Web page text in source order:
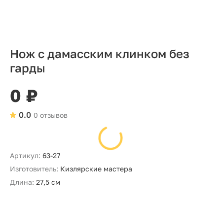
Нож с дамасским клинком без
гарды
0 ₽
0 отзывов
0.0
Артикул: 63-27
Изготовитель: Кизлярские мастера
Длина: 27,5 см